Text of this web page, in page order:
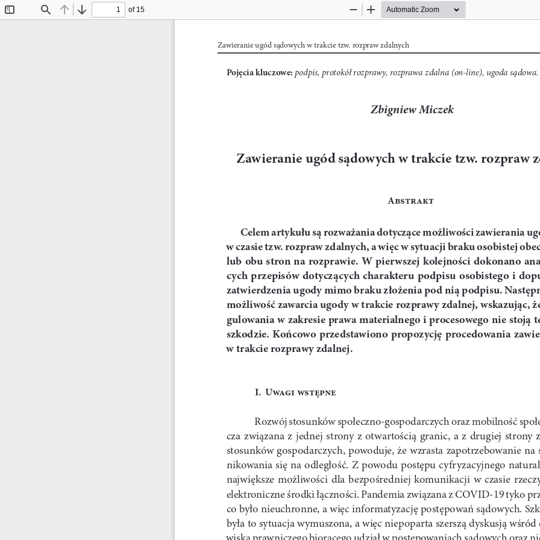
Find Previous
Next
of 15
Zoom
Zoom
Zawieranie ugód sądowych w trakcie tzw. rozpraw zdalnych
Pojęcia kluczowe: podpis, protokół rozprawy, rozprawa zdalna (on-line), ugoda sądowa.
Zbigniew Miczek
Zawieranie ugód sądowych w trakcie tzw. rozpraw
Abstrakt
Celem artykułu są rozważania dotyczące możliwości zawierania
w czasie tzw. rozpraw zdalnych, a więc w sytuacji braku osobistej
lub  obu  stron  na  rozprawie.  W  pierwszej  kolejności  dokonano
cych  przepisów  dotyczących  charakteru  podpisu  osobistego  i
zatwierdzenia ugody mimo braku złożenia pod nią podpisu.
możliwość zawarcia ugody w trakcie rozprawy zdalnej, wskazując,
gulowania w zakresie prawa materialnego i procesowego nie stoją
szkodzie.  Końcowo  przedstawiono  propozycję  procedowania
w trakcie rozprawy zdalnej.
I. Uwagi wstępne
Rozwój stosunków społeczno-gospodarczych oraz mobilność
cza  związana  z  jednej  strony  z  otwartością  granic,  a  z  drugiej  strony
stosunków gospodarczych, powoduje, że wzrasta zapotrzebowanie
nikowania się na odległość. Z powodu postępu cyfryzacyjnego
największe  możliwości  dla  bezpośredniej  komunikacji  w  czasie
elektroniczne środki łączności. Pandemia związana z COVID-19 tyko
co było nieuchronne, a więc informatyzację postępowań sądowych.
była to sytuacja wymuszona, a więc niepoparta szerszą dyskusją wśród
wiska prawniczego biorącego udział w postępowaniach sądowych oraz